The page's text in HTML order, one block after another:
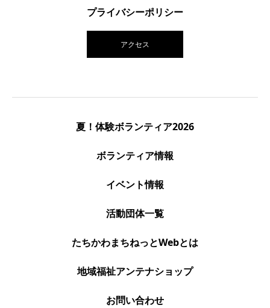
プライバシーポリシー
アクセス
夏！体験ボランティア2026
ボランティア情報
イベント情報
活動団体一覧
たちかわまちねっとWebとは
地域福祉アンテナショップ
お問い合わせ